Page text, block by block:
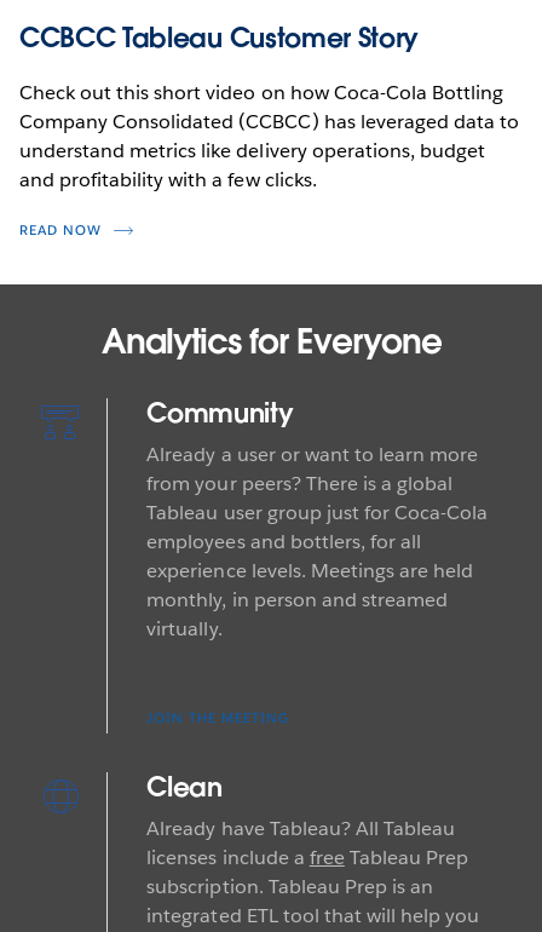
CCBCC Tableau Customer Story
Check out this short video on how Coca-Cola Bottling
Company Consolidated (CCBCC) has leveraged data to
understand metrics like delivery operations, budget
and profitability with a few clicks.
READ NOW
Analytics for Everyone
Community
Already a user or want to learn more
from your peers? There is a global
Tableau user group just for Coca-Cola
employees and bottlers, for all
experience levels. Meetings are held
monthly, in person and streamed
virtually.
JOIN THE MEETING
Clean
Already have Tableau? All Tableau
licenses include a freeTableau Prep
subscription. Tableau Prep is an
integrated ETL tool that will help you